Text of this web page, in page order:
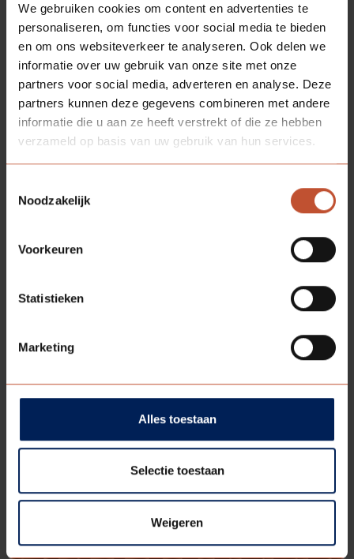
We gebruiken cookies om content en advertenties te
personaliseren, om functies voor social media te bieden
en om ons websiteverkeer te analyseren. Ook delen we
informatie over uw gebruik van onze site met onze
partners voor social media, adverteren en analyse. Deze
partners kunnen deze gegevens combineren met andere
informatie die u aan ze heeft verstrekt of die ze hebben
verzameld op basis van uw gebruik van hun services.
Noodzakelijk
Voorkeuren
Statistieken
Marketing
Alles toestaan
Selectie toestaan
Weigeren
MEER RELEVANTE ARTIKELEN
Berkvens door de jaren heen 04-05-2022
luchtbrug
Een van de grootste ontwikkelingen van 2021 is toch wel de
sloop van de oude expeditie hal en de bouw van de nieuwe
expeditie hal met luchtbrug.